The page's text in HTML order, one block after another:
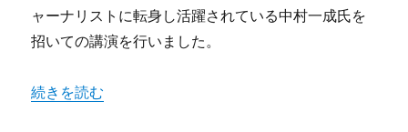
ャーナリストに転身し活躍されている中村一成氏を
招いての講演を行いました。
“許されないヘイトスピーチ！市民ウォッチャー京都総会
続きを読む